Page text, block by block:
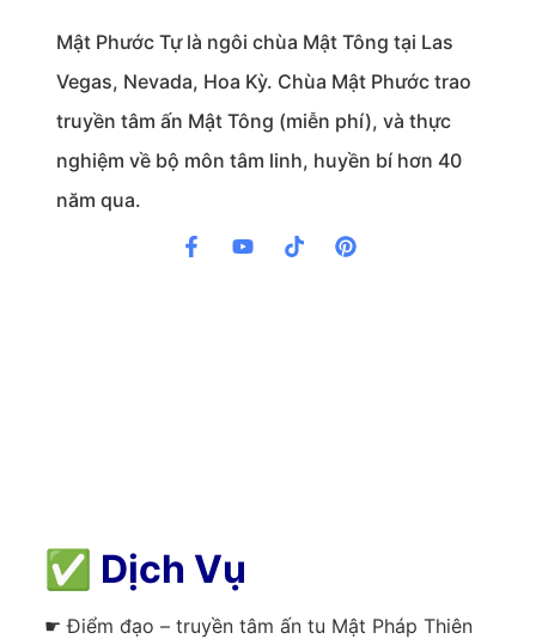
Mật Phước Tự là ngôi chùa Mật Tông tại Las
Vegas, Nevada, Hoa Kỳ. Chùa Mật Phước trao
truyền tâm ấn Mật Tông (miễn phí), và thực
nghiệm về bộ môn tâm linh, huyền bí hơn 40
năm qua.
✅ Dịch Vụ
☛ Điểm đạo – truyền tâm ấn tu Mật Pháp Thiên